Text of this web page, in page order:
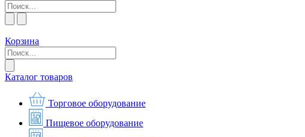
Корзина
Каталог товаров
Торговое оборудование
Пищевое оборудование